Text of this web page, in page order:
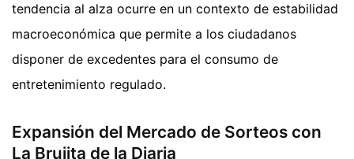
tendencia al alza ocurre en un contexto de estabilidad
macroeconómica que permite a los ciudadanos
disponer de excedentes para el consumo de
entretenimiento regulado.
Expansión del Mercado de Sorteos con
La Brujita de la Diaria